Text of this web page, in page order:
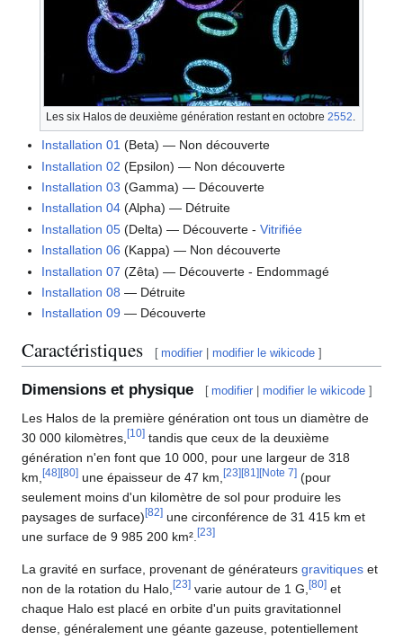
Les six Halos de deuxième génération restant en octobre 2552.
Installation 01 (Beta) — Non découverte
Installation 02 (Epsilon) — Non découverte
Installation 03 (Gamma) — Découverte
Installation 04 (Alpha) — Détruite
Installation 05 (Delta) — Découverte -Vitrifiée
Installation 06 (Kappa) — Non découverte
Installation 07 (Zêta) — Découverte - Endommagé
Installation 08 — Détruite
Installation 09 — Découverte
Caractéristiques [ modifier |modifier le wikicode ]
Dimensions et physique [ modifier |modifier le wikicode ]
Les Halos de la première génération ont tous un diamètre de
30 000 kilomètres, [10] tandis que ceux de la deuxième
génération n'en font que 10 000, pour une largeur de 318
km, [48] [80] une épaisseur de 47 km, [23] [81] [Note 7] (pour
seulement moins d'un kilomètre de sol pour produire les
paysages de surface) [82] une circonférence de 31 415 km et
une surface de 9 985 200 km². [23]
La gravité en surface, provenant de générateurs gravitiques et
non de la rotation du Halo, [23] varie autour de 1 G, [80] et
chaque Halo est placé en orbite d'un puits gravitationnel
dense, généralement une géante gazeuse, potentiellement